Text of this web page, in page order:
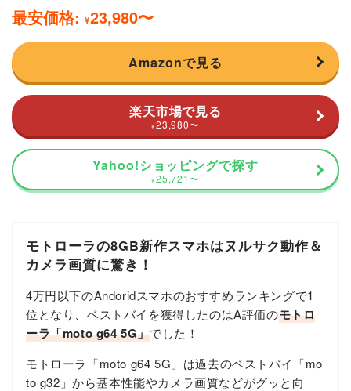
最安価格: ¥23,980〜
Amazonで見る
楽天市場で見る
¥ 23,980〜
Yahoo!ショッピングで探す
¥ 25,721〜
モトローラの8GB新作スマホはヌルサク動作＆
カメラ画質に驚き！
4万円以下のAndoridスマホのおすすめランキングで1
位となり、ベストバイを獲得したのはA評価のモトロ
ーラ「moto g64 5G」でした！
モトローラ「moto g64 5G」は過去のベストバイ「mo
to g32」から基本性能やカメラ画質などがグッと向